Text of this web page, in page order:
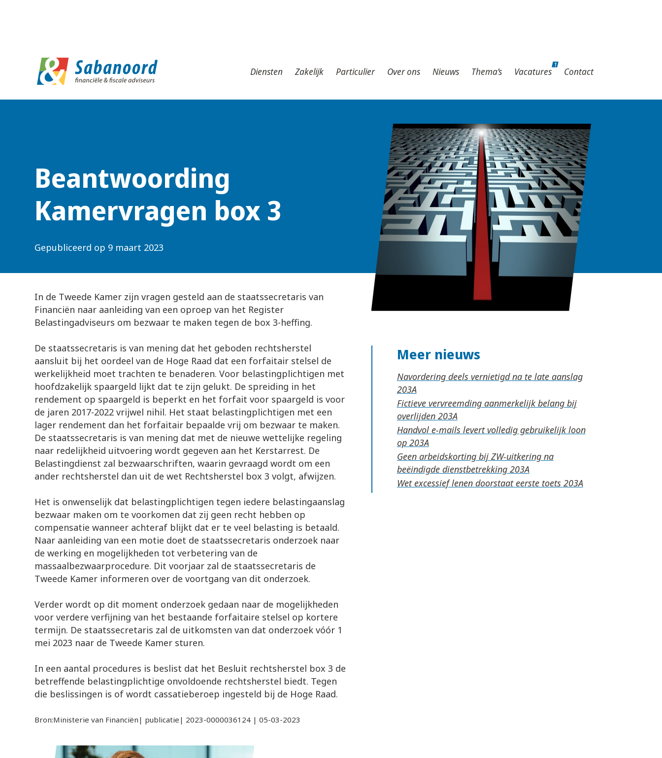
Diensten Zakelijk Particulier Over ons Nieuws Thema’s Vacatures
1
Contact
Beantwoording
Kamervragen box 3
Gepubliceerd op 9 maart 2023
In de Tweede Kamer zijn vragen gesteld aan de staatssecretaris van
Financiën naar aanleiding van een oproep van het Register
Belastingadviseurs om bezwaar te maken tegen de box 3-heffing.
De staatssecretaris is van mening dat het geboden rechtsherstel
aansluit bij het oordeel van de Hoge Raad dat een forfaitair stelsel de
werkelijkheid moet trachten te benaderen. Voor belastingplichtigen met
hoofdzakelijk spaargeld lijkt dat te zijn gelukt. De spreiding in het
rendement op spaargeld is beperkt en het forfait voor spaargeld is voor
de jaren 2017-2022 vrijwel nihil. Het staat belastingplichtigen met een
lager rendement dan het forfaitair bepaalde vrij om bezwaar te maken.
De staatssecretaris is van mening dat met de nieuwe wettelijke regeling
naar redelijkheid uitvoering wordt gegeven aan het Kerstarrest. De
Belastingdienst zal bezwaarschriften, waarin gevraagd wordt om een
ander rechtsherstel dan uit de wet Rechtsherstel box 3 volgt, afwijzen.
Het is onwenselijk dat belastingplichtigen tegen iedere belastingaanslag
bezwaar maken om te voorkomen dat zij geen recht hebben op
compensatie wanneer achteraf blijkt dat er te veel belasting is betaald.
Naar aanleiding van een motie doet de staatssecretaris onderzoek naar
de werking en mogelijkheden tot verbetering van de
massaalbezwaarprocedure. Dit voorjaar zal de staatssecretaris de
Tweede Kamer informeren over de voortgang van dit onderzoek.
Verder wordt op dit moment onderzoek gedaan naar de mogelijkheden
voor verdere verfijning van het bestaande forfaitaire stelsel op kortere
termijn. De staatssecretaris zal de uitkomsten van dat onderzoek vóór 1
mei 2023 naar de Tweede Kamer sturen.
In een aantal procedures is beslist dat het Besluit rechtsherstel box 3 de
betreffende belastingplichtige onvoldoende rechtsherstel biedt. Tegen
die beslissingen is of wordt cassatieberoep ingesteld bij de Hoge Raad.
Bron:Ministerie van Financiën| publicatie| 2023-0000036124 | 05-03-2023
Meer nieuws
Navordering deels vernietigd na te late aanslag
Fictieve vervreemding aanmerkelijk belang bij
overlijden
Handvol e-mails levert volledig gebruikelijk loon
op
Geen arbeidskorting bij ZW-uitkering na
beëindigde dienstbetrekking
Wet excessief lenen doorstaat eerste toets